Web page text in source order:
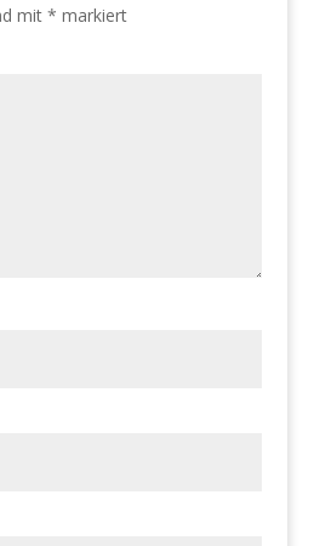
mit * markiert